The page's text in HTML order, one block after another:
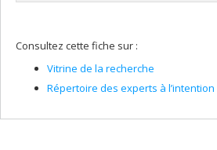
Consultez cette fiche sur :
Vitrine de la recherche
Répertoire des experts à